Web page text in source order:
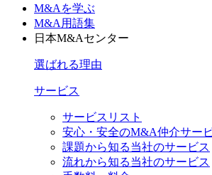
M&Aを学ぶ
M&A用語集
日本M&Aセンター
選ばれる理由
サービス
サービスリスト
安心・安全のM&A仲介サー
課題から知る当社のサービス
流れから知る当社のサービス